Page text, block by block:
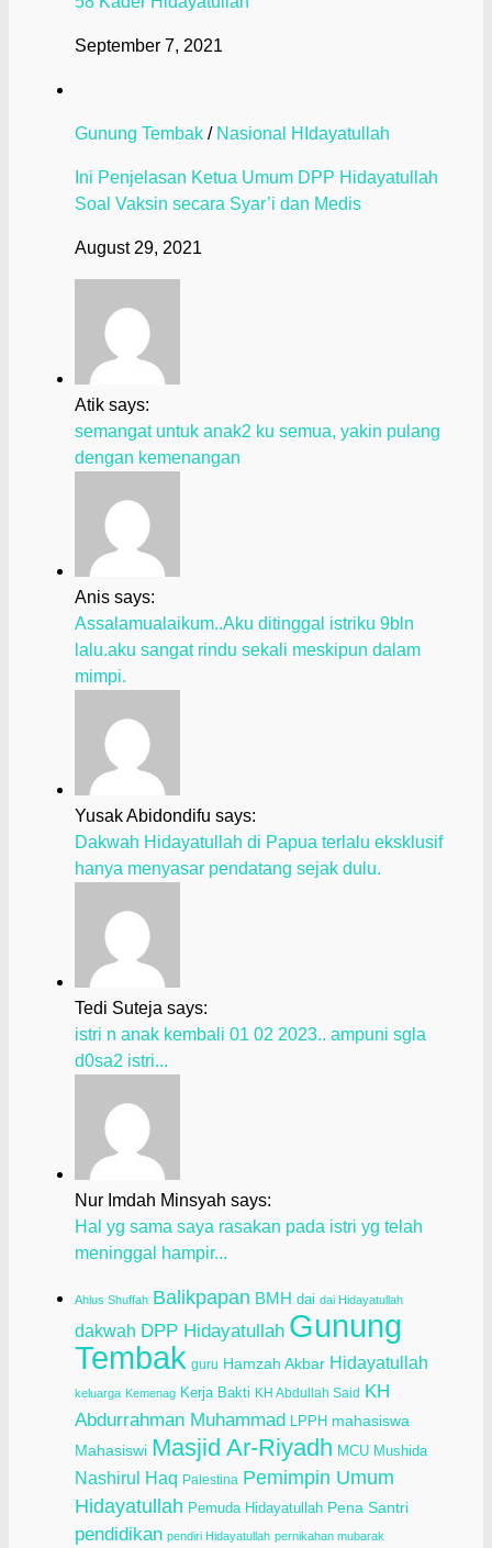
September 7, 2021
Gunung Tembak / Nasional HIdayatullah
Ini Penjelasan Ketua Umum DPP Hidayatullah
Soal Vaksin secara Syar’i dan Medis
August 29, 2021
Atik says:
semangat untuk anak2 ku semua, yakin pulang
dengan kemenangan
Anis says:
Assalamualaikum..Aku ditinggal istriku 9bln
lalu.aku sangat rindu sekali meskipun dalam
mimpi.
Yusak Abidondifu says:
Dakwah Hidayatullah di Papua terlalu eksklusif
hanya menyasar pendatang sejak dulu.
Tedi Suteja says:
istri n anak kembali 01 02 2023.. ampuni sgla
d0sa2 istri...
Nur Imdah Minsyah says:
Hal yg sama saya rasakan pada istri yg telah
meninggal hampir...
Ahlus Shuffah Balikpapan BMH dai dai Hidayatullah
dakwah DPP Hidayatullah Gunung
Tembak guru Hamzah Akbar Hidayatullah
keluarga Kemenag Kerja Bakti KH Abdullah Said KH
Abdurrahman Muhammad LPPH mahasiswa
Mahasiswi Masjid Ar-Riyadh MCU Mushida
Nashirul Haq Palestina Pemimpin Umum
Hidayatullah Pemuda Hidayatullah Pena Santri
pendidikan pendiri Hidayatullah pernikahan mubarak